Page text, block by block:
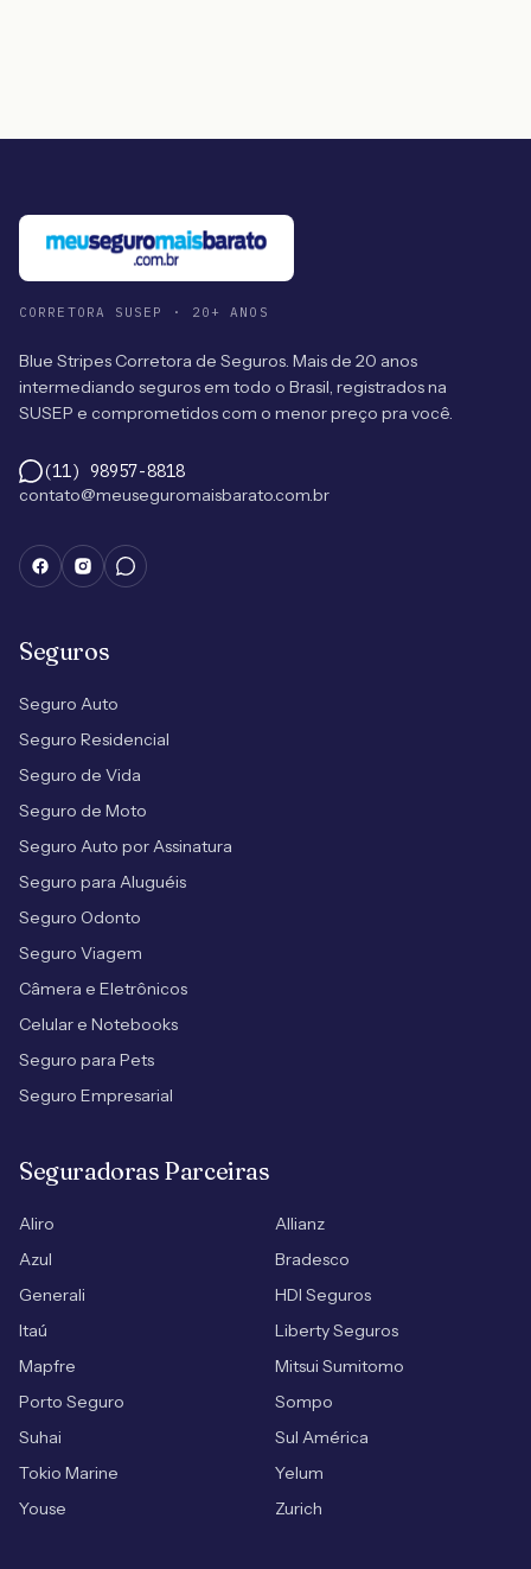
CORRETORA SUSEP · 20+ ANOS
Blue Stripes Corretora de Seguros. Mais de 20 anos
intermediando seguros em todo o Brasil, registrados na
SUSEP e comprometidos com o menor preço pra você.
(11) 98957-8818
contato@meuseguromaisbarato.com.br
Seguros
Seguro Auto
Seguro Residencial
Seguro de Vida
Seguro de Moto
Seguro Auto por Assinatura
Seguro para Aluguéis
Seguro Odonto
Seguro Viagem
Câmera e Eletrônicos
Celular e Notebooks
Seguro para Pets
Seguro Empresarial
Seguradoras Parceiras
Aliro
Allianz
Azul
Bradesco
Generali
HDI Seguros
Itaú
Liberty Seguros
Mapfre
Mitsui Sumitomo
Porto Seguro
Sompo
Suhai
Sul América
Tokio Marine
Yelum
Youse
Zurich